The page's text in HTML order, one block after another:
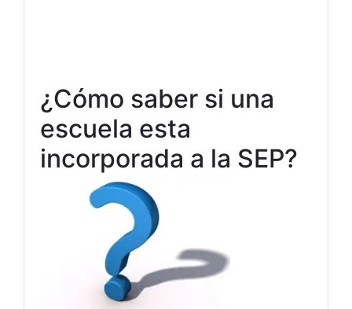
¿Cómo saber si una
escuela esta
incorporada a la SEP?